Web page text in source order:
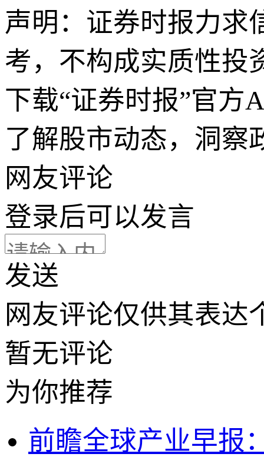
声明：证券时报力求
考，不构成实质性投
下载“证券时报”官方
了解股市动态，洞察
网友评论
登录后可以发言
发送
网友评论仅供其表达
暂无评论
为你推荐
前瞻全球产业早报